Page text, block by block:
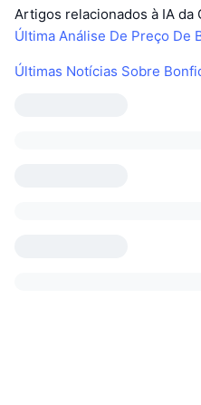
Artigos relacionados à IA da
Última Análise De Preço De
Últimas Notícias Sobre